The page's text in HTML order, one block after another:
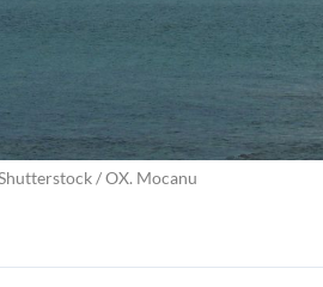
/ OX. Mocanu